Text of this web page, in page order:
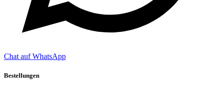
Chat auf WhatsApp
Bestellungen